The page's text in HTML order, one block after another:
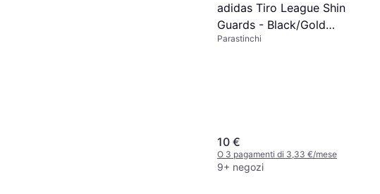
adidas Tiro League Shin
Guards - Black/Gold
Metallic/ White
Parastinchi
10 €
O 3 pagamenti di 3,33 €/mese
9+ negozi